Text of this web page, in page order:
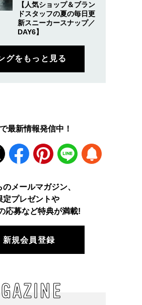
【人気ショップ＆ブラン
ドスタッフの夏の毎日更
新スニーカースナップ／
DAY6】
グをもっと見る
最新情報発信中！
Facebook Pinterest LINE
メールマガジン、
定プレゼントや
応募など特典が満載!
新規会員登録